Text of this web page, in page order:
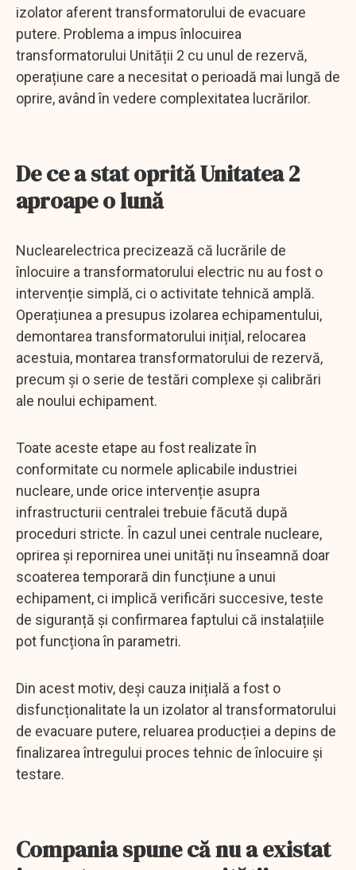
izolator aferent transformatorului de evacuare
putere. Problema a impus înlocuirea
transformatorului Unității 2 cu unul de rezervă,
operațiune care a necesitat o perioadă mai lungă de
oprire, având în vedere complexitatea lucrărilor.
De ce a stat oprită Unitatea 2
aproape o lună
Nuclearelectrica precizează că lucrările de
înlocuire a transformatorului electric nu au fost o
intervenție simplă, ci o activitate tehnică amplă.
Operațiunea a presupus izolarea echipamentului,
demontarea transformatorului inițial, relocarea
acestuia, montarea transformatorului de rezervă,
precum și o serie de testări complexe și calibrări
ale noului echipament.
Toate aceste etape au fost realizate în
conformitate cu normele aplicabile industriei
nucleare, unde orice intervenție asupra
infrastructurii centralei trebuie făcută după
proceduri stricte. În cazul unei centrale nucleare,
oprirea și repornirea unei unități nu înseamnă doar
scoaterea temporară din funcțiune a unui
echipament, ci implică verificări succesive, teste
de siguranță și confirmarea faptului că instalațiile
pot funcționa în parametri.
Din acest motiv, deși cauza inițială a fost o
disfuncționalitate la un izolator al transformatorului
de evacuare putere, reluarea producției a depins de
finalizarea întregului proces tehnic de înlocuire și
testare.
Compania spune că nu a existat